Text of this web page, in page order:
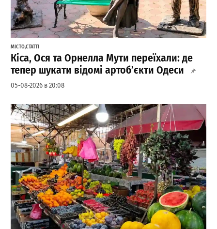
МІСТО,СТАТТІ
Кіса, Ося та Орнелла Мути переїхали: де
тепер шукати відомі артоб’єкти Одеси
05-08-2026 в 20:08